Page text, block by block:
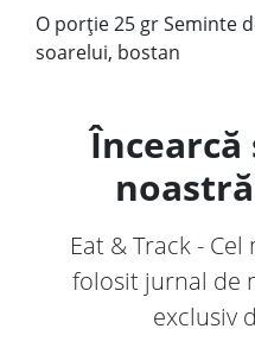
O porție 25 gr Seminte
soarelui, bostan
Încearcă
Eat & Track -
folosit jurnal de
exclusiv